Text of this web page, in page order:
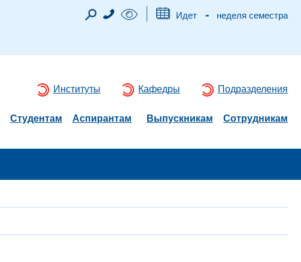
Идет - неделя семестра
Институты Кафедры Подразделения
Студентам Аспирантам Выпускникам Сотрудникам